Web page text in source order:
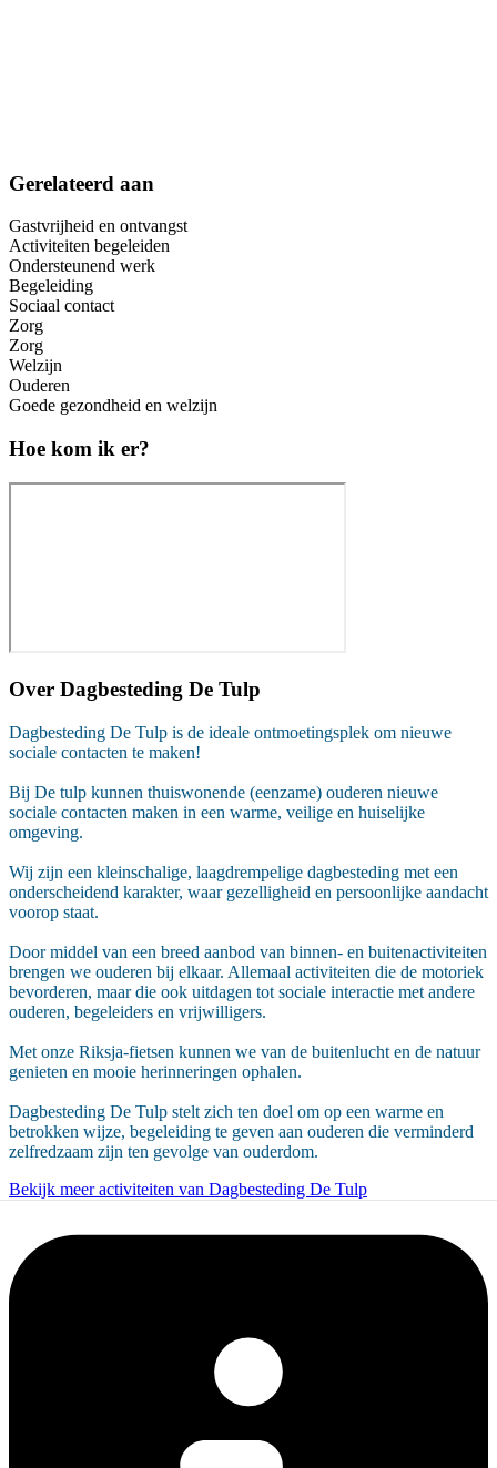
Gerelateerd aan
Gastvrijheid en ontvangst
Activiteiten begeleiden
Ondersteunend werk
Begeleiding
Sociaal contact
Zorg
Zorg
Welzijn
Ouderen
Goede gezondheid en welzijn
Hoe kom ik er?
Over Dagbesteding De Tulp
Dagbesteding De Tulp is de ideale ontmoetingsplek om nieuwe
sociale contacten te maken!
Bij De tulp kunnen thuiswonende (eenzame) ouderen nieuwe
sociale contacten maken in een warme, veilige en huiselijke
omgeving.
Wij zijn een kleinschalige, laagdrempelige dagbesteding met een
onderscheidend karakter, waar gezelligheid en persoonlijke aandacht
voorop staat.
Door middel van een breed aanbod van binnen- en buitenactiviteiten
brengen we ouderen bij elkaar. Allemaal activiteiten die de motoriek
bevorderen, maar die ook uitdagen tot sociale interactie met andere
ouderen, begeleiders en vrijwilligers.
Met onze Riksja-fietsen kunnen we van de buitenlucht en de natuur
genieten en mooie herinneringen ophalen.
Dagbesteding De Tulp stelt zich ten doel om op een warme en
betrokken wijze, begeleiding te geven aan ouderen die verminderd
zelfredzaam zijn ten gevolge van ouderdom.
Bekijk meer activiteiten van Dagbesteding De Tulp